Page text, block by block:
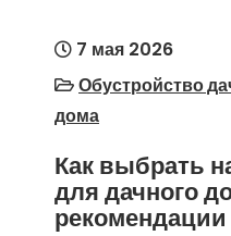
7 мая 2026
Обустройство
дома
Как выбрать
для дачного
рекомендации